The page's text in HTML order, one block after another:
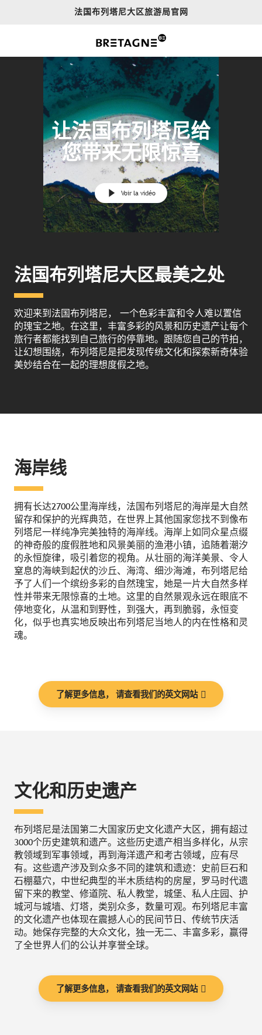
法国布列塔尼大区旅游局官网
让法国布列塔尼给
您带来无限惊喜
Voir la vidéo
法国布列塔尼大区最美之处
欢迎来到法国布列塔尼， 一个色彩丰富和令人难以置信
的瑰宝之地。在这里，丰富多彩的风景和历史遗产让每个
旅行者都能找到自己旅行的停靠地。跟随您自己的节拍，
让幻想围绕，布列塔尼是把发现传统文化和探索新奇体验
美妙结合在一起的理想度假之地。
海岸线
拥有长达2700公里海岸线，法国布列塔尼的海岸是大自然
留存和保护的光辉典范，在世界上其他国家您找不到像布
列塔尼一样纯净完美独特的海岸线。海岸上如同众星点缀
的神奇般的度假胜地和风景美丽的渔港小镇，追随着潮汐
的永恒旋律，吸引着您的视角。从壮丽的海洋美景、令人
窒息的海峡到起伏的沙丘、海湾、细沙海滩，布列塔尼给
予了人们一个缤纷多彩的自然瑰宝，她是一片大自然多样
性并带来无限惊喜的土地。这里的自然景观永远在眼底不
停地变化，从温和到野性，到强大，再到脆弱，永恒变
化，似乎也真实地反映出布列塔尼当地人的内在性格和灵
魂。
了解更多信息， 请查看我们的英文网站
文化和历史遗产
布列塔尼是法国第二大国家历史文化遗产大区，拥有超过
3000个历史建筑和遗产。这些历史遗产相当多样化，从宗
教领域到军事领域，再到海洋遗产和考古领域，应有尽
有。这些遗产涉及到众多不同的建筑和遗迹：史前巨石和
石棚墓穴，中世纪典型的半木质结构的房屋，罗马时代遗
留下来的教堂、修道院、私人教堂，城堡、私人庄园、护
城河与城墙、灯塔，类别众多，数量可观。布列塔尼丰富
的文化遗产也体现在震撼人心的民间节日、传统节庆活
动。她保存完整的大众文化，独一无二、丰富多彩，赢得
了全世界人们的公认并享誉全球。
了解更多信息， 请查看我们的英文网站